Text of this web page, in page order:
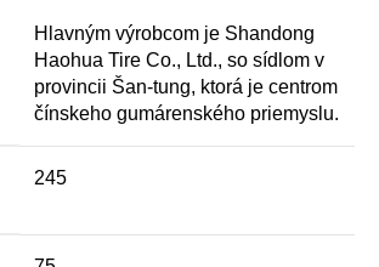
Hlavným výrobcom je Shandong
Haohua Tire Co., Ltd., so sídlom v
provincii Šan-tung, ktorá je centrom
čínskeho gumárenského priemyslu.
245